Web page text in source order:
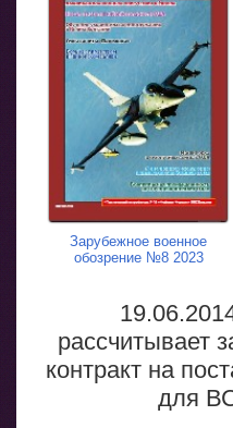
Зарубежное военное
обозрение №8 2023
рассчитывает
контракт на
для